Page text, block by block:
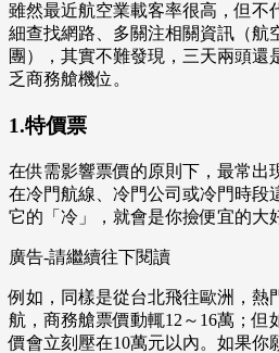
雖然最近航空業載客率很高，但不
細查找網路、多關注相關資訊（航
團），其實不難發現，三天兩頭還
乏商務艙機位。
1.特價票
在供需影響票價的原則下，最常出
在冷門航線、冷門公司或冷門時段
它的「冷」，就會是你撿便宜的大
廣告-請繼續往下閱讀
例如，同樣是從台北飛往歐洲，熱
航，商務艙票價動輒12～16萬；但
價會立刻壓在10萬元以內。如果你